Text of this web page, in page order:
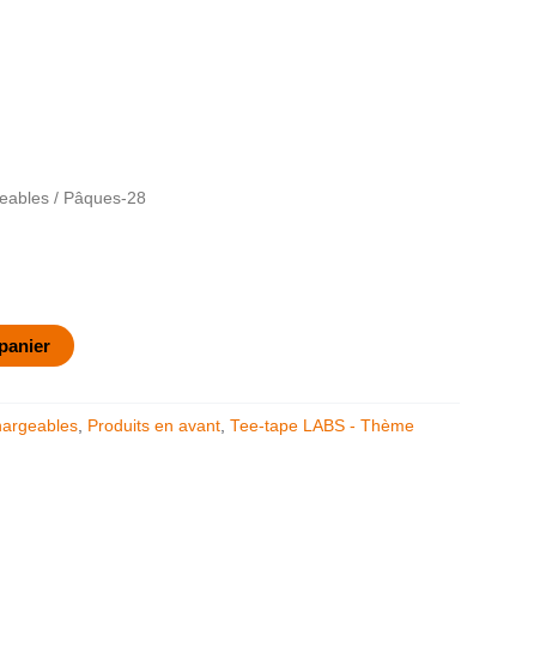
/ Pâques-28
, Produits en avant, Tee-tape LABS - Thème